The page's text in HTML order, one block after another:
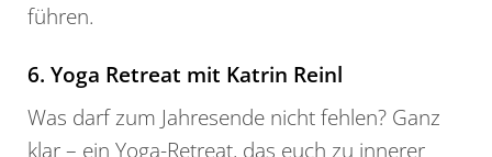
führen.
6. Yoga Retreat mit Katrin Reinl
Was darf zum Jahresende nicht fehlen? Ganz
klar – ein Yoga-Retreat, das euch zu innerer